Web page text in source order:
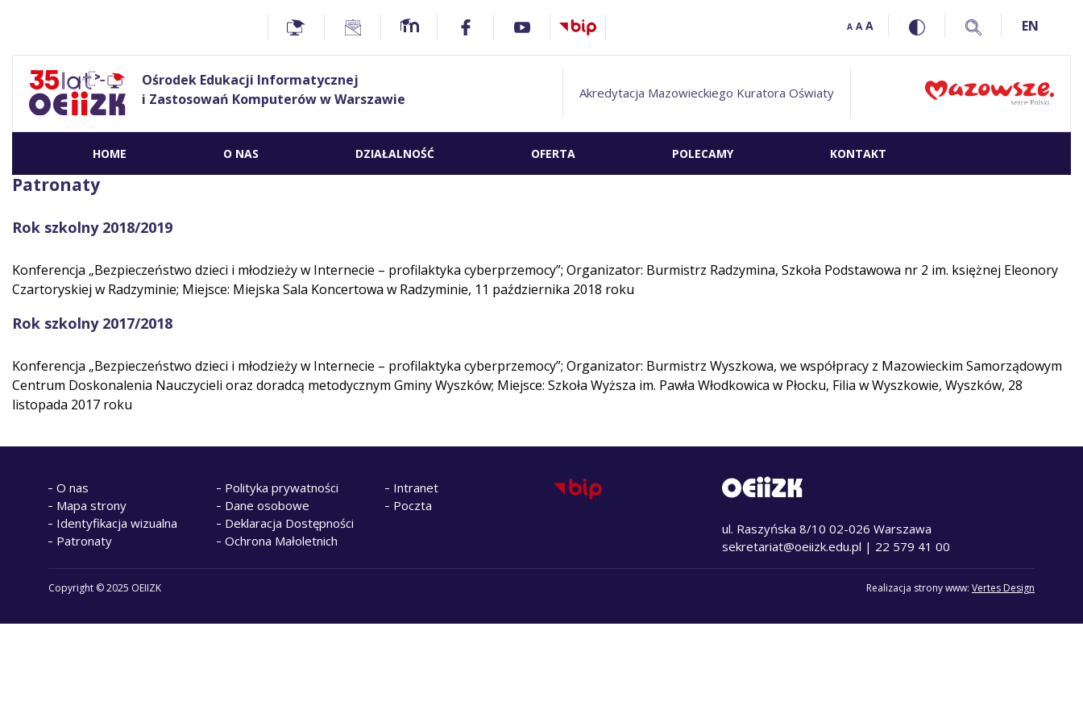
A A A EN
Ośrodek Edukacji Informatycznej
i Zastosowań Komputerów w Warszawie
Akredytacja Mazowieckiego Kuratora Oświaty
HOME O NAS DZIAŁALNOŚĆ OFERTA POLECAMY KONTAKT
Patronaty
Rok szkolny 2018/2019
Konferencja „Bezpieczeństwo dzieci i młodzieży w Internecie – profilaktyka cyberprzemocy”; Organizator: Burmistrz Radzymina, Szkoła Podstawowa nr 2 im. księżnej Eleonory
Czartoryskiej w Radzyminie; Miejsce: Miejska Sala Koncertowa w Radzyminie, 11 października 2018 roku
Rok szkolny 2017/2018
Konferencja „Bezpieczeństwo dzieci i młodzieży w Internecie – profilaktyka cyberprzemocy”; Organizator: Burmistrz Wyszkowa, we współpracy z Mazowieckim Samorządowym
Centrum Doskonalenia Nauczycieli oraz doradcą metodycznym Gminy Wyszków; Miejsce: Szkoła Wyższa im. Pawła Włodkowica w Płocku, Filia w Wyszkowie, Wyszków, 28
listopada 2017 roku
O nas
Mapa strony
Identyfikacja wizualna
Patronaty
Polityka prywatności
Dane osobowe
Deklaracja Dostępności
Ochrona Małoletnich
Intranet
Poczta
ul. Raszyńska 8/10 02-026 Warszawa
sekretariat@oeiizk.edu.pl | 22 579 41 00
Copyright © 2025 OEIIZK Realizacja strony www: Vertes Design